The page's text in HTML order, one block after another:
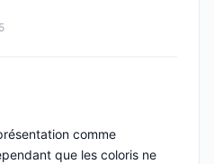
comme
que les coloris ne